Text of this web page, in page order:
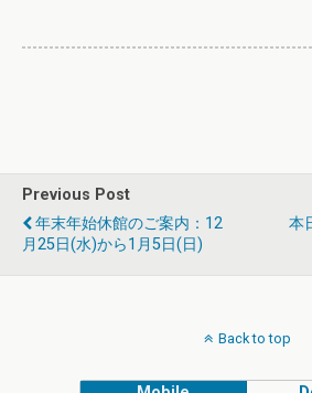
Previous Post
年末年始休館のご案内：12
月25日(水)から1月5日(日)
本
Back to top